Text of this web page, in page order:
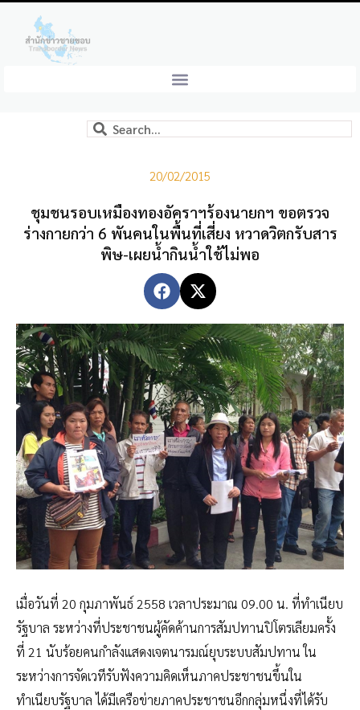
20/02/2015
ชุมชนรอบเหมืองทองอัคราฯร้องนายกฯ ขอตรวจ
ร่างกายกว่า 6 พันคนในพื้นที่เสี่ยง หวาดวิตกรับสาร
พิษ-เผยน้ำกินน้ำใช้ไม่พอ
เมื่อวันที่ 20 กุมภาพันธ์ 2558 เวลาประมาณ 09.00 น. ที่ทำเนียบ
รัฐบาล ระหว่างที่ประชาชนผู้คัดค้านการสัมปทานปิโตรเลียมครั้ง
ที่ 21 นับร้อยคนกำลังแสดงเจตนารมณ์ยุบระบบสัมปทาน ใน
ระหว่างการจัดเวทีรับฟังความคิดเห็นภาคประชาชนขึ้นใน
ทำเนียบรัฐบาล ได้มีเครือข่ายภาคประชาชนอีกกลุ่มหนึ่งที่ได้รับ